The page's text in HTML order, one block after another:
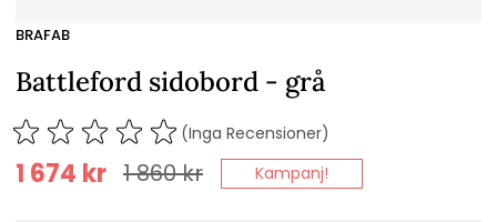
BRAFAB
Battleford sidobord - grå
(Inga Recensioner)
1 860kr
1 674 kr Kampanj!